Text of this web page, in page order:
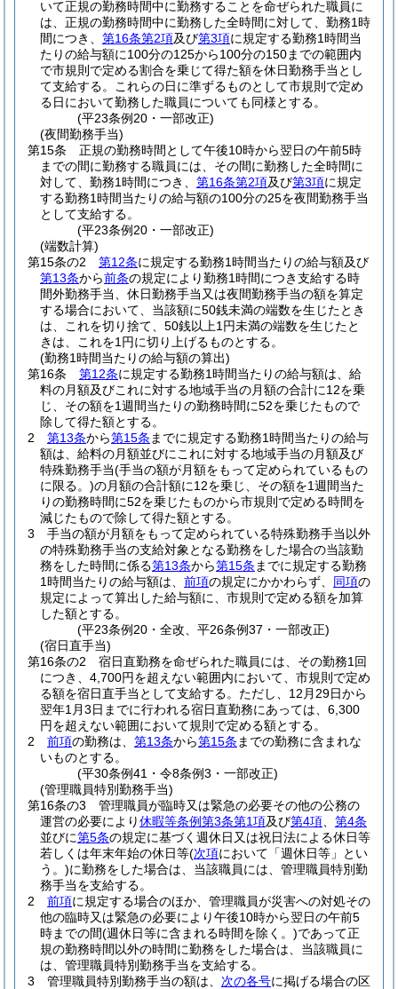
いて正規の勤務時間中に勤務することを命ぜられた職員に
は、正規の勤務時間中に勤務した全時間に対して、勤務1時
間につき、 第16条第2項及び第3項に規定する勤務1時間当
たりの給与額に100分の125から100分の150までの範囲内
で市規則で定める割合を乗じて得た額を休日勤務手当とし
て支給する。
これらの日に準ずるものとして市規則で定め
る日において勤務した職員についても同様とする。
(平23条例20・一部改正)
(夜間勤務手当)
第15条
正規の勤務時間として午後10時から翌日の午前5時
までの間に勤務する職員には、その間に勤務した全時間に
対して、勤務1時間につき、 第16条第2項及び第3項に規定
する勤務1時間当たりの給与額の100分の25を夜間勤務手当
として支給する。
(平23条例20・一部改正)
(端数計算)
第15条の2
第12条に規定する勤務1時間当たりの給与額及び
第13条から前条の規定により勤務1時間につき支給する時
間外勤務手当、休日勤務手当又は夜間勤務手当の額を算定
する場合において、当該額に50銭未満の端数を生じたとき
は、これを切り捨て、50銭以上1円未満の端数を生じたと
きは、これを1円に切り上げるものとする。
(勤務1時間当たりの給与額の算出)
第16条
第12条に規定する勤務1時間当たりの給与額は、給
料の月額及びこれに対する地域手当の月額の合計に12を乗
じ、その額を1週間当たりの勤務時間に52を乗じたもので
除して得た額とする。
2
第13条から第15条 までに規定する勤務1時間当たりの給与
額は、給料の月額並びにこれに対する地域手当の月額及び
特殊勤務手当(手当の額が月額をもって定められているもの
に限る。)の月額の合計額に12を乗じ、その額を1週間当た
りの勤務時間に52を乗じたものから市規則で定める時間を
減じたもので除して得た額とする。
3
手当の額が月額をもって定められている特殊勤務手当以外
の特殊勤務手当の支給対象となる勤務をした場合の当該勤
務をした時間に係る第13条から第15条 までに規定する勤務
1時間当たりの給与額は、 前項の規定にかかわらず、 同項の
規定によって算出した給与額に、市規則で定める額を加算
した額とする。
(平23条例20・全改、平26条例37・一部改正)
(宿日直手当)
第16条の2
宿日直勤務を命ぜられた職員には、その勤務1回
につき、4,700円を超えない範囲内において、市規則で定め
る額を宿日直手当として支給する。 ただし、12月29日から
翌年1月3日までに行われる宿日直勤務にあっては、6,300
円を超えない範囲において規則で定める額とする。
2
前項の勤務は、 第13条から第15条 までの勤務に含まれな
いものとする。
(平30条例41・令8条例3・一部改正)
(管理職員特別勤務手当)
第16条の3
管理職員が臨時又は緊急の必要その他の公務の
運営の必要により休暇等条例第3条第1項及び第4項
第4条
並びに第5条の規定に基づく週休日又は祝日法による休日等
若しくは年末年始の休日等(次項において「週休日等」とい
う。)に勤務をした場合は、当該職員には、管理職員特別勤
務手当を支給する。
2
前項に規定する場合のほか、管理職員が災害への対処その
他の臨時又は緊急の必要により午後10時から翌日の午前5
時までの間(週休日等に含まれる時間を除く。)であって正
規の勤務時間以外の時間に勤務をした場合は、当該職員に
は、管理職員特別勤務手当を支給する。
3
管理職員特別勤務手当の額は、 次の各号に掲げる場合の区